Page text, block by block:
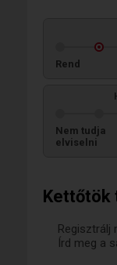
Regisztrálj
Írd meg a
Rend
Nem tudja
elviselni